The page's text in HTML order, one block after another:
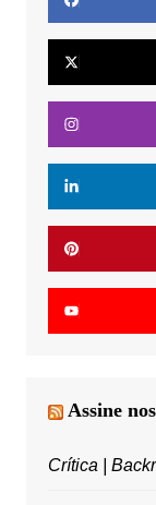
Assine
Crítica |